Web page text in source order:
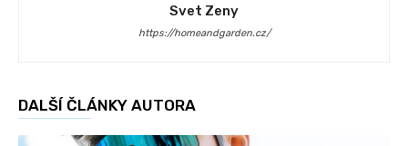
Svet Zeny
https://homeandgarden.cz/
DALŠÍ ČLÁNKY AUTORA